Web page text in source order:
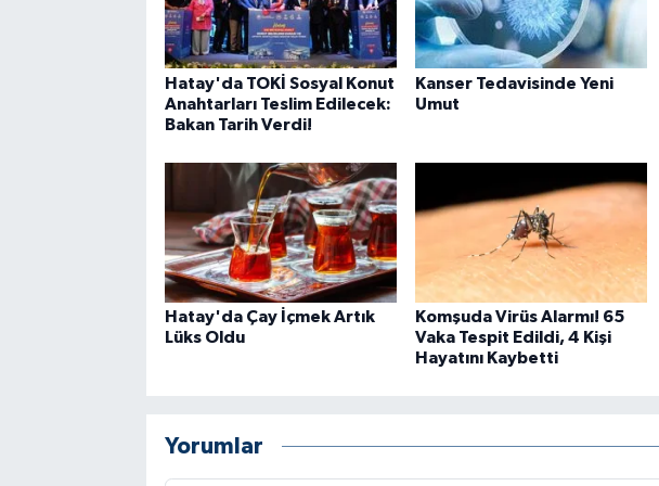
Hatay'da TOKİ Sosyal Konut
Anahtarları Teslim Edilecek:
Bakan Tarih Verdi!
Kanser Tedavisinde Yeni
Umut
Hatay'da Çay İçmek Artık
Lüks Oldu
Komşuda Virüs Alarmı! 65
Vaka Tespit Edildi, 4 Kişi
Hayatını Kaybetti
Yorumlar